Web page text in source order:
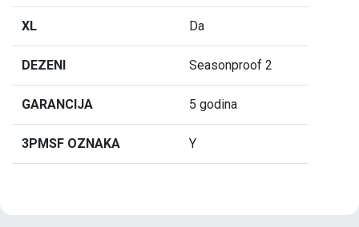
XL Da
DEZENI Seasonproof 2
GARANCIJA 5 godina
3PMSF OZNAKA Y